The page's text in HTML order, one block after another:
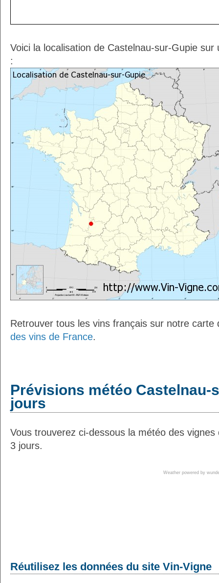
Voici la localisation de Castelnau-sur-Gupie
:
Retrouver tous les vins français sur notre
des vins de France.
Prévisions météo Castelnau-
jours
Vous trouverez ci-dessous la météo des
3 jours.
Weather powered by
Réutilisez les données du site Vin-Vigne